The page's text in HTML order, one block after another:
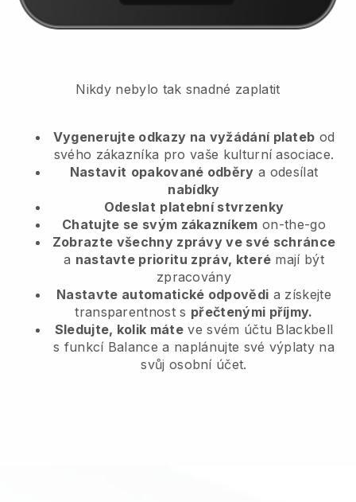
Nikdy nebylo tak snadné zaplatit
Vygenerujte odkazy na vyžádání plateb od
svého zákazníka pro vaše kulturní asociace.
Nastavit opakované odběry a odesílat
nabídky
Odeslat platební stvrzenky
Chatujte se svým zákazníkem on-the-go
Zobrazte všechny zprávy ve své schránce
a nastavte prioritu zpráv, které mají být
zpracovány
Nastavte automatické odpovědi a získejte
transparentnost s přečtenými příjmy.
Sledujte, kolik máte ve svém účtu Blackbell
s funkcí Balance a naplánujte své výplaty na
svůj osobní účet.